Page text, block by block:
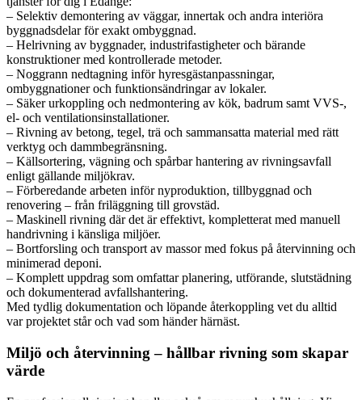
– Selektiv demontering av väggar, innertak och andra interiöra
byggnadsdelar för exakt ombyggnad.
– Helrivning av byggnader, industrifastigheter och bärande
konstruktioner med kontrollerade metoder.
– Noggrann nedtagning inför hyresgästanpassningar,
ombyggnationer och funktionsändringar av lokaler.
– Säker urkoppling och nedmontering av kök, badrum samt VVS-,
el- och ventilationsinstallationer.
– Rivning av betong, tegel, trä och sammansatta material med rätt
verktyg och dammbegränsning.
– Källsortering, vägning och spårbar hantering av rivningsavfall
enligt gällande miljökrav.
– Förberedande arbeten inför nyproduktion, tillbyggnad och
renovering – från friläggning till grovstäd.
– Maskinell rivning där det är effektivt, kompletterat med manuell
handrivning i känsliga miljöer.
– Bortforsling och transport av massor med fokus på återvinning och
minimerad deponi.
– Komplett uppdrag som omfattar planering, utförande, slutstädning
och dokumenterad avfallshantering.
Med tydlig dokumentation och löpande återkoppling vet du alltid
var projektet står och vad som händer härnäst.
Miljö och återvinning – hållbar rivning som skapar
värde